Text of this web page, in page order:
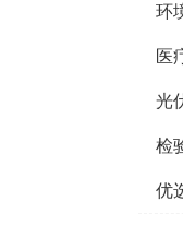
环
医
光
检
优